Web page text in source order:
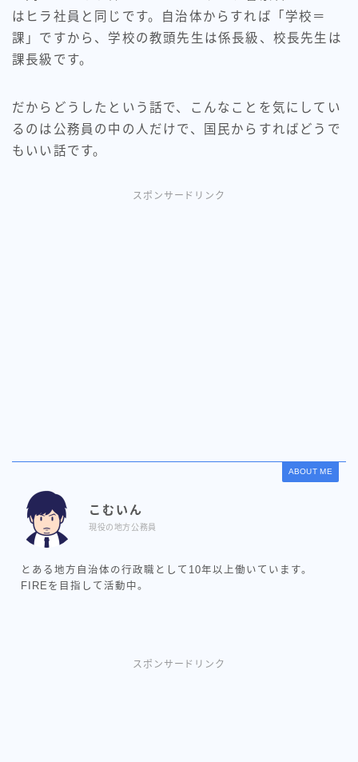
はヒラ社員と同じです。自治体からすれば「学校＝
課」ですから、学校の教頭先生は係長級、校長先生は
課長級です。
だからどうしたという話で、こんなことを気にしてい
るのは公務員の中の人だけで、国民からすればどうで
もいい話です。
スポンサードリンク
ABOUT ME
こむいん
現役の地方公務員
とある地方自治体の行政職として10年以上働いています。
FIREを目指して活動中。
スポンサードリンク